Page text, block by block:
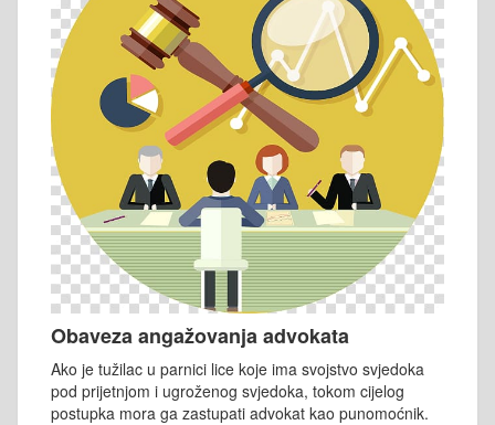
Obaveza angažovanja advokata
Ako je tužilac u parnici lice koje ima svojstvo svjedoka
pod prijetnjom i ugroženog svjedoka, tokom cijelog
postupka mora ga zastupati advokat kao punomoćnik.